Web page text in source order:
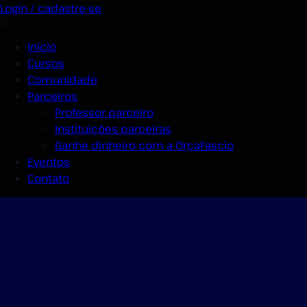
Login / cadastre-se
Início
Cursos
Comunidade
Parceiros
Professor parceiro
Instituições parceiras
Ganhe dinheiro com a OrçaFascio
Eventos
Contato